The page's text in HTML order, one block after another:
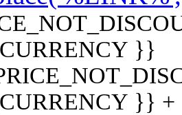
}}
}}